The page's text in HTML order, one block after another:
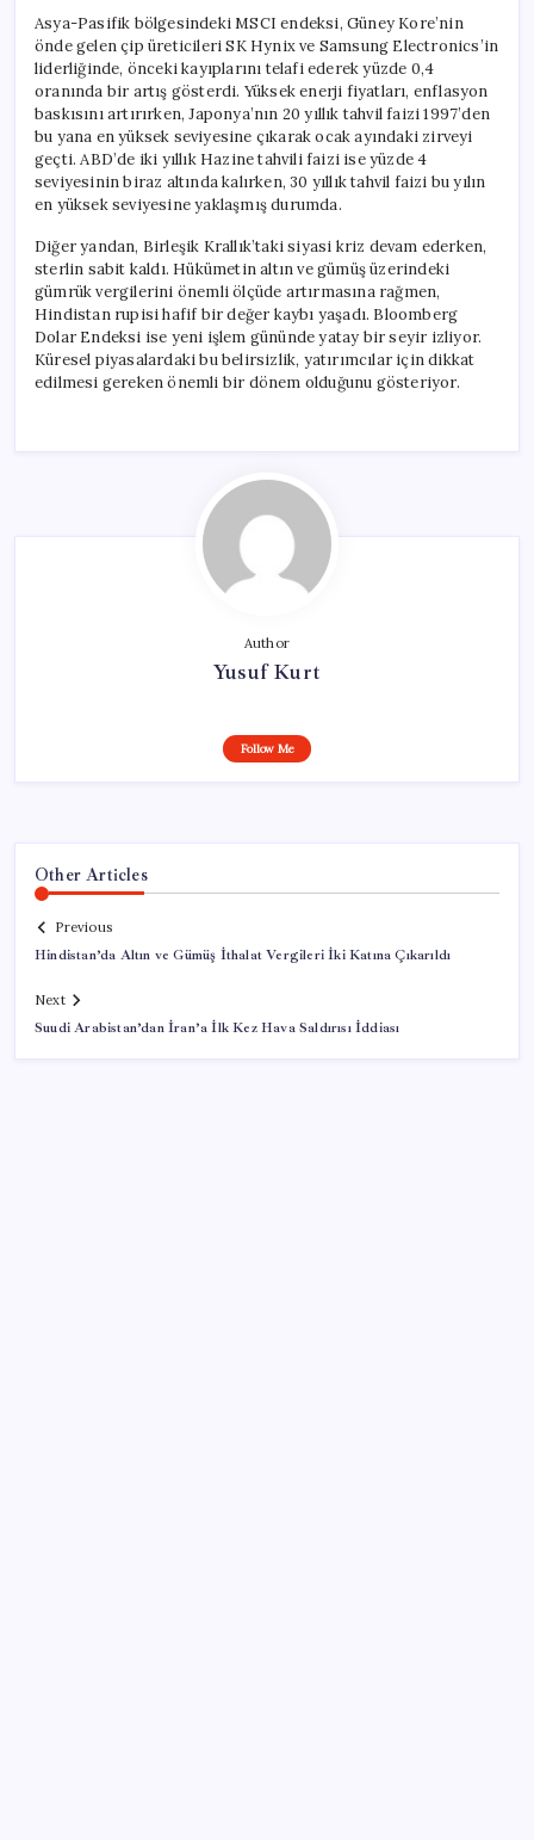
Asya-Pasifik bölgesindeki MSCI endeksi, Güney Kore’nin
önde gelen çip üreticileri SK Hynix ve Samsung Electronics’in
liderliğinde, önceki kayıplarını telafi ederek yüzde 0,4
oranında bir artış gösterdi. Yüksek enerji fiyatları, enflasyon
baskısını artırırken, Japonya’nın 20 yıllık tahvil faizi 1997’den
bu yana en yüksek seviyesine çıkarak ocak ayındaki zirveyi
geçti. ABD’de iki yıllık Hazine tahvili faizi ise yüzde 4
seviyesinin biraz altında kalırken, 30 yıllık tahvil faizi bu yılın
en yüksek seviyesine yaklaşmış durumda.
Diğer yandan, Birleşik Krallık’taki siyasi kriz devam ederken,
sterlin sabit kaldı. Hükümetin altın ve gümüş üzerindeki
gümrük vergilerini önemli ölçüde artırmasına rağmen,
Hindistan rupisi hafif bir değer kaybı yaşadı. Bloomberg
Dolar Endeksi ise yeni işlem gününde yatay bir seyir izliyor.
Küresel piyasalardaki bu belirsizlik, yatırımcılar için dikkat
edilmesi gereken önemli bir dönem olduğunu gösteriyor.
Author
Yusuf Kurt
Follow Me
Other Articles
Previous
Hindistan’da Altın ve Gümüş İthalat Vergileri İki Katına Çıkarıldı
Next
Suudi Arabistan’dan İran’a İlk Kez Hava Saldırısı İddiası